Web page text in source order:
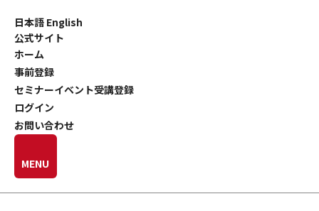
日本語 English
公式サイト
ホーム
事前登録
セミナーイベント受講登録
ログイン
お問い合わせ
MENU